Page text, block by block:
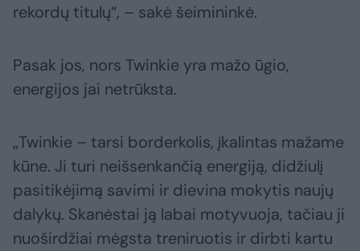
rekordų titulų“, – sakė šeimininkė.
Pasak jos, nors Twinkie yra mažo ūgio,
energijos jai netrūksta.
„Twinkie – tarsi borderkolis, įkalintas mažame
kūne. Ji turi neišsenkančią energiją, didžiulį
pasitikėjimą savimi ir dievina mokytis naujų
dalykų. Skanėstai ją labai motyvuoja, tačiau ji
nuoširdžiai mėgsta treniruotis ir dirbti kartu